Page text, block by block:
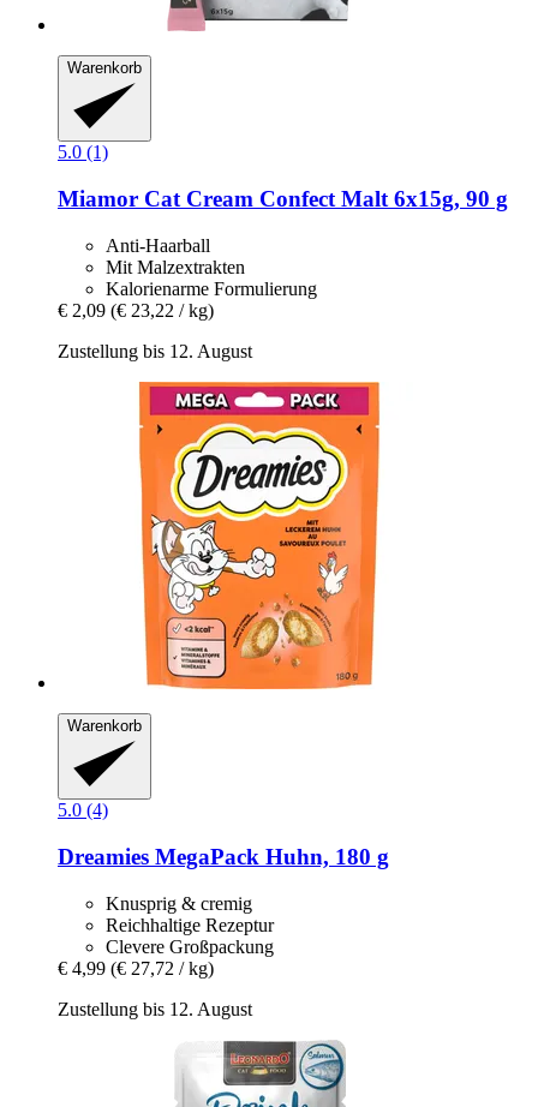
Warenkorb
5.0 (1)
Miamor Cat Cream Confect Malt 6x15g, 90 g
Anti-Haarball
Mit Malzextrakten
Kalorienarme Formulierung
€ 2,09 (€ 23,22 / kg)
Zustellung bis 12. August
Warenkorb
5.0 (4)
Dreamies MegaPack Huhn, 180 g
Knusprig & cremig
Reichhaltige Rezeptur
Clevere Großpackung
€ 4,99 (€ 27,72 / kg)
Zustellung bis 12. August